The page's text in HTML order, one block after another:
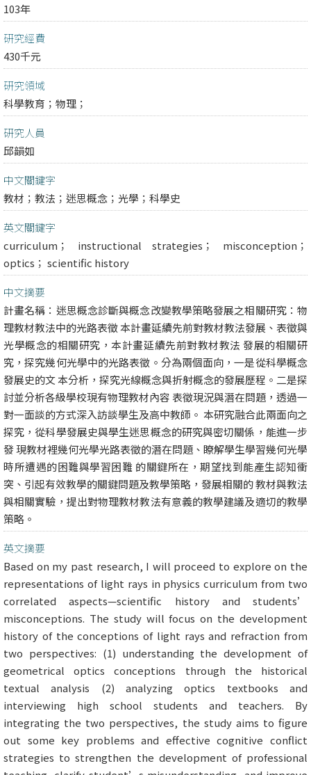
103年
研究經費
430千元
研究領域
科學教育； 物理；
研究人員
邱韻如
中文關鍵字
教材；教法；迷思概念；光學；科學史
英文關鍵字
curriculum； instructional strategies； misconception；
optics； scientific history
中文摘要
計畫名稱：迷思概念診斷與概念改變教學策略發展之相關研究：物
理教材教法中的光路表徵 本計畫延續先前對教材教法發展、表徵與
光學概念的相關研究，本計畫延續先前對教材教法 發展的相關研
究，探究幾何光學中的光路表徵。分為兩個面向，一是從科學概念
發展史的文 本分析，探究光線概念與折射概念的發展歷程。二是探
討並分析各級學校現有物理教材內容 表徵現況與潛在問題，透過一
對一面談的方式深入訪談學生及高中教師。 本研究融合此兩面向之
探究，從科學發展史與學生迷思概念的研究與密切關係，能進一步
發 現教材裡幾何光學光路表徵的潛在問題、瞭解學生學習幾何光學
時所遭遇的困難與學習困難 的關鍵所在，期望找到能產生認知衝
突、引起有效教學的關鍵問題及教學策略，發展相關的 教材與教法
與相關實驗，提出對物理教材教法有意義的教學建議及適切的教學
策略。
英文摘要
Based on my past research, I will proceed to explore on the
representations of light rays in physics curriculum from two
correlated aspects—scientific history and students’
misconceptions. The study will focus on the development
history of the conceptions of light rays and refraction from
two perspectives: (1) understanding the development of
geometrical optics conceptions through the historical
textual analysis (2) analyzing optics textbooks and
interviewing high school students and teachers. By
integrating the two perspectives, the study aims to figure
out some key problems and effective cognitive conflict
strategies to strengthen the development of professional